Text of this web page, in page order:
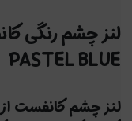
PASTEL BLUE
لنز چشم کانفست